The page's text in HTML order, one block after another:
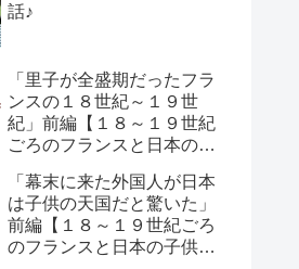
話♪
「里子が全盛期だったフラ
ンスの１８世紀～１９世
紀」前編【１８～１９世紀
ごろのフランスと日本の子
「幕末に来た外国人が日本
は子供の天国だと驚いた」
前編【１８～１９世紀ごろ
のフランスと日本の子供の